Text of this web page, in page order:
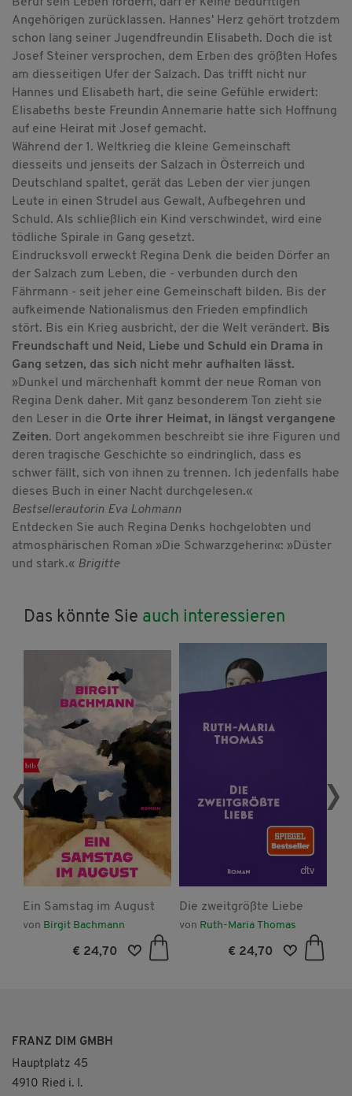
Beruf sein Leben fordern, darf er keine bedürftigen
Angehörigen zurücklassen. Hannes' Herz gehört trotzdem
schon lang seiner Jugendfreundin Elisabeth. Doch die ist
Josef Steiner versprochen, dem Erben des größten Hofes
am diesseitigen Ufer der Salzach. Das trifft nicht nur
Hannes und Elisabeth hart, die seine Gefühle erwidert:
Elisabeths beste Freundin Annemarie hatte sich Hoffnung
auf eine Heirat mit Josef gemacht.
Während der 1. Weltkrieg die kleine Gemeinschaft
diesseits und jenseits der Salzach in Österreich und
Deutschland spaltet, gerät das Leben der vier jungen
Leute in einen Strudel aus Gewalt, Aufbegehren und
Schuld. Als schließlich ein Kind verschwindet, wird eine
tödliche Spirale in Gang gesetzt.
Eindrucksvoll erweckt Regina Denk die beiden Dörfer an
der Salzach zum Leben, die - verbunden durch den
Fährmann - seit jeher eine Gemeinschaft bilden. Bis der
aufkeimende Nationalismus den Frieden empfindlich
stört. Bis ein Krieg ausbricht, der die Welt verändert. Bis
Freundschaft und Neid, Liebe und Schuld ein Drama in
Gang setzen, das sich nicht mehr aufhalten lässt.
»Dunkel und märchenhaft kommt der neue Roman von
Regina Denk daher. Mit ganz besonderem Ton zieht sie
den Leser in die Orte ihrer Heimat, in längst vergangene
Zeiten. Dort angekommen beschreibt sie ihre Figuren und
deren tragische Geschichte so eindringlich, dass es
schwer fällt, sich von ihnen zu trennen. Ich jedenfalls habe
dieses Buch in einer Nacht durchgelesen.«
Bestsellerautorin Eva Lohmann
Entdecken Sie auch Regina Denks hochgelobten und
atmosphärischen Roman »Die Schwarzgeherin«: »Düster
und stark.« Brigitte
Das könnte Sie auch interessieren
Ein Samstag im August
von Birgit Bachmann
€ 24,70
Die zweitgrößte Liebe
von Ruth-Maria Thomas
€ 24,70
‹ ›
FRANZ DIM GMBH
Hauptplatz 45
4910 Ried i. I.